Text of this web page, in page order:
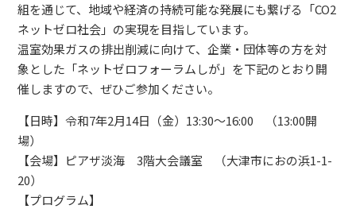
組を通じて、地域や経済の持続可能な発展にも繋げる「CO2
ネットゼロ社会」の実現を目指しています。
温室効果ガスの排出削減に向けて、企業・団体等の方を対
象とした「ネットゼロフォーラムしが」を下記のとおり開
催しますので、ぜひご参加ください。
【日時】令和7年2月14日（金）13:30～16:00 （13:00開
場）
【会場】ピアザ淡海 3階大会議室 （大津市におの浜1-1-
20）
【プログラム】